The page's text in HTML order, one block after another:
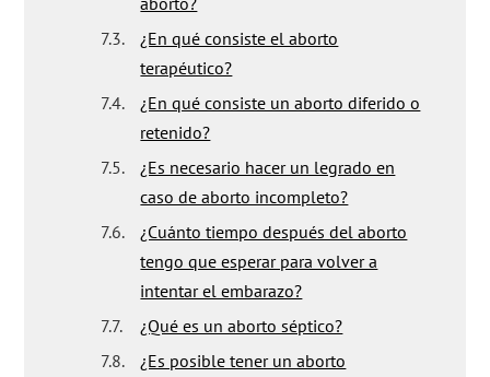
7.3.
¿En qué consiste el aborto
terapéutico?
7.4.
¿En qué consiste un aborto diferido o
retenido?
7.5.
¿Es necesario hacer un legrado en
caso de aborto incompleto?
7.6.
¿Cuánto tiempo después del aborto
tengo que esperar para volver a
intentar el embarazo?
7.7.
¿Qué es un aborto séptico?
7.8.
¿Es posible tener un aborto